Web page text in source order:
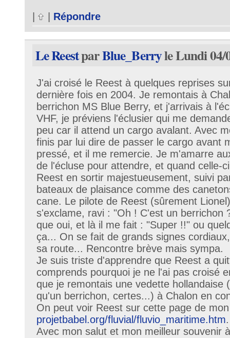
Répondre
Le ReestparBlue_Berryle Lundi 04/
J'ai croisé le Reest à quelques reprises
dernière fois en 2004. Je remontais à
berrichon MS Blue Berry, et j'arrivais à
VHF, je préviens l'éclusier qui me
peu car il attend un cargo avalant. Avec
finis par lui dire de passer le cargo avant
pressé, et il me remercie. Je m'amarre
de l'écluse pour attendre, et quand celle-
Reest en sortir majestueusement, suivi
bateaux de plaisance comme des
cane. Le pilote de Reest (sûrement
s'exclame, ravi : "Oh ! C'est un berrichon
que oui, et là il me fait : "Super !!" ou
ça... On se fait de grands signes
sa route... Rencontre brève mais sympa.
Je suis triste d'apprendre que Reest a
comprends pourquoi je ne l'ai pas croisé
que je remontais une vedette hollandaise
qu'un berrichon, certes...) à Chalon en
On peut voir Reest sur cette page de
projetbabel.org/fluvial/fluvio_maritime.htm.
Avec mon salut et mon meilleur souvenir